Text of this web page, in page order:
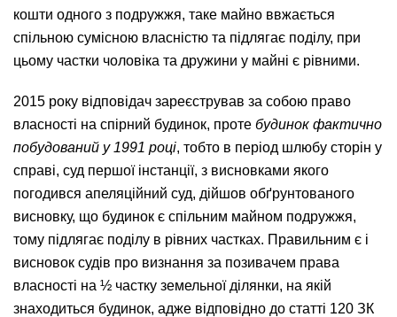
кошти одного з подружжя, таке майно ввжається
спільною сумісною власністю та підлягає поділу, при
цьому частки чоловіка та дружини у майні є рівними.
2015 року відповідач зареєстрував за собою право
власності на спірний будинок, проте будинок фактично
побудований у 1991 році, тобто в період шлюбу сторін у
справі, суд першої інстанції, з висновками якого
погодився апеляційний суд, дійшов обґрунтованого
висновку, що будинок є спільним майном подружжя,
тому підлягає поділу в рівних частках. Правильним є і
висновок судів про визнання за позивачем права
власності на ½ частку земельної ділянки, на якій
знаходиться будинок, адже відповідно до статті 120 ЗК